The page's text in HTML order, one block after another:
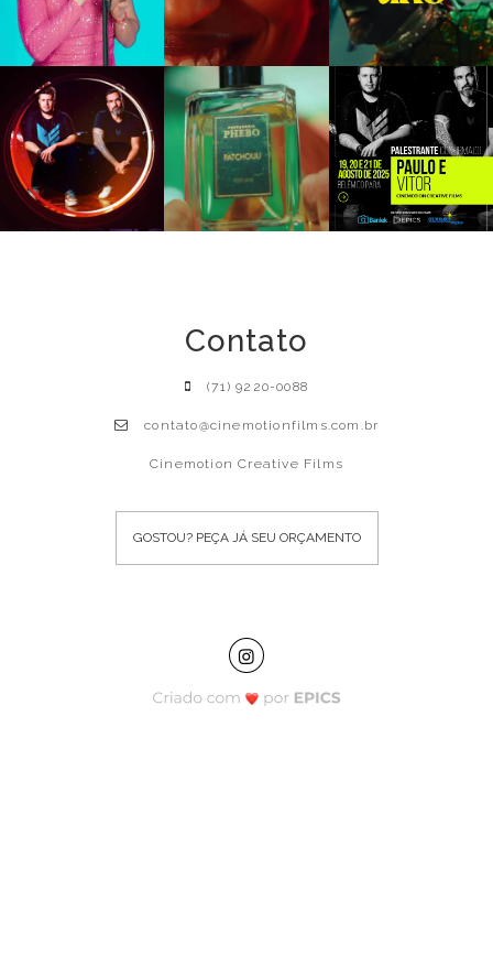
Contato
(71) 9220-0088
contato@cinemotionfilms.com.br
Cinemotion Creative Films
GOSTOU? PEÇA JÁ SEU ORÇAMENTO